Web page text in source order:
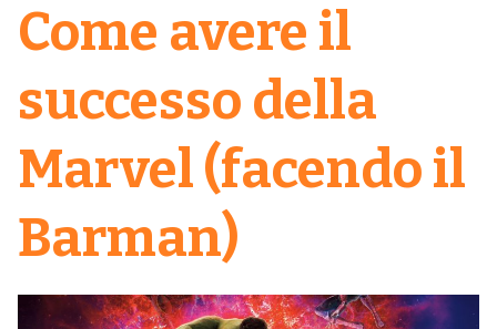
Come avere il
successo della
Marvel (facendo il
Barman)